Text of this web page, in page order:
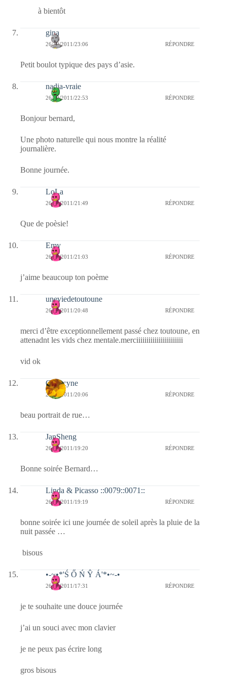
à bientôt
gina
26/10/2011/23:06 RÉPONDRE
Petit boulot typique des pays d’asie.
nadia-vraie
26/10/2011/22:53 RÉPONDRE
Bonjour bernard,
Une photo naturelle qui nous montre la réalité
journalière.
Bonne journée.
LoLa
26/10/2011/21:49 RÉPONDRE
Que de poèsie!
Emy
26/10/2011/21:03 RÉPONDRE
j’aime beaucoup ton poème
uneviedetoutoune
26/10/2011/20:48 RÉPONDRE
merci d’être exceptionnellement passé chez toutoune, en
attenadnt les vids chez mentale.merciiiiiiiiiiiiiiiiiiiiiii
vid ok
Capucyne
26/10/2011/20:06 RÉPONDRE
beau portrait de rue…
JanSheng
26/10/2011/19:20 RÉPONDRE
Bonne soirée Bernard…
Linda & Picasso ::0079::0071::
26/10/2011/19:19 RÉPONDRE
bonne soirée ici une journée de soleil après la pluie de la
nuit passée …
bisous
•-~•*'Ś Ő Ń Ŷ Á'*•~-•
26/10/2011/17:31 RÉPONDRE
je te souhaite une douce journée
j’ai un souci avec mon clavier
je ne peux pas écrire long
gros bisous